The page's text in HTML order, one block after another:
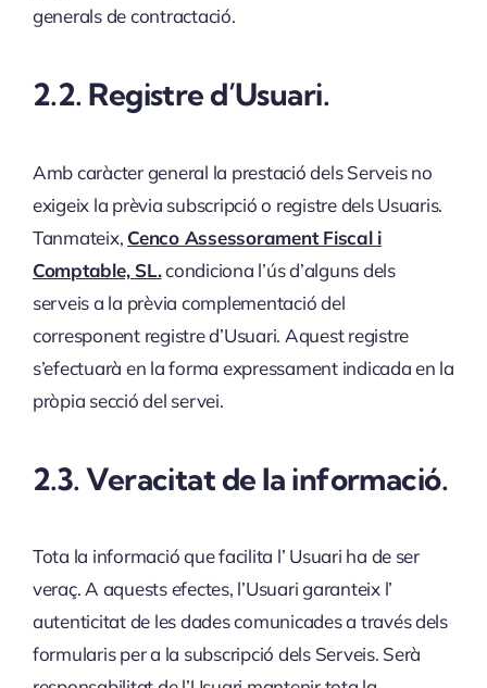
generals de contractació.
2.2. Registre d’Usuari.
Amb caràcter general la prestació dels Serveis no
exigeix la prèvia subscripció o registre dels Usuaris.
Tanmateix, Cenco Assessorament Fiscal i
Comptable, SL.condiciona l’ús d’alguns dels
serveis a la prèvia complementació del
corresponent registre d’Usuari. Aquest registre
s’efectuarà en la forma expressament indicada en la
pròpia secció del servei.
2.3. Veracitat de la informació.
Tota la informació que facilita l’ Usuari ha de ser
veraç. A aquests efectes, l’Usuari garanteix l’
autenticitat de les dades comunicades a través dels
formularis per a la subscripció dels Serveis. Serà